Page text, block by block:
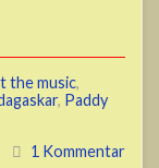
the music,
, Paddy
1 Kommentar